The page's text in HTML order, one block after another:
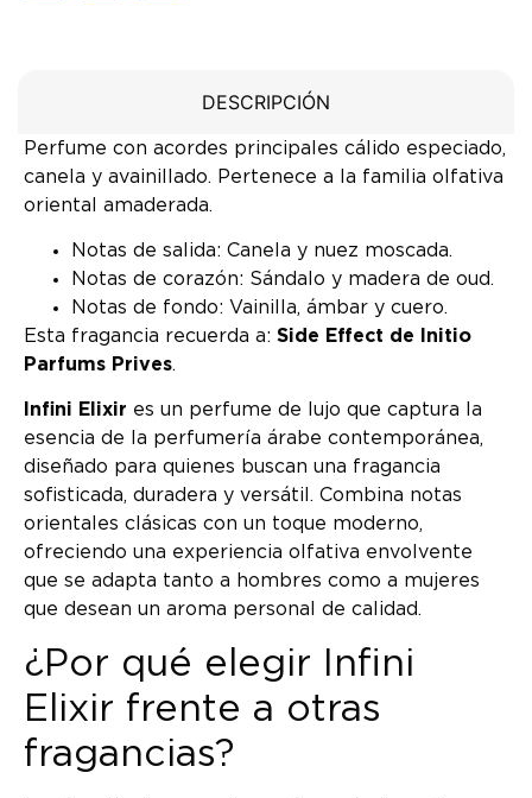
DESCRIPCIÓN
Perfume con acordes principales cálido especiado,
canela y avainillado. Pertenece a la familia olfativa
oriental amaderada.
Notas de salida: Canela y nuez moscada.
Notas de corazón: Sándalo y madera de oud.
Notas de fondo: Vainilla, ámbar y cuero.
Esta fragancia recuerda a: Side Effect de Initio
Parfums Prives.
Infini Elixir es un perfume de lujo que captura la
esencia de la perfumería árabe contemporánea,
diseñado para quienes buscan una fragancia
sofisticada, duradera y versátil. Combina notas
orientales clásicas con un toque moderno,
ofreciendo una experiencia olfativa envolvente
que se adapta tanto a hombres como a mujeres
que desean un aroma personal de calidad.
¿Por qué elegir Infini
Elixir frente a otras
fragancias?